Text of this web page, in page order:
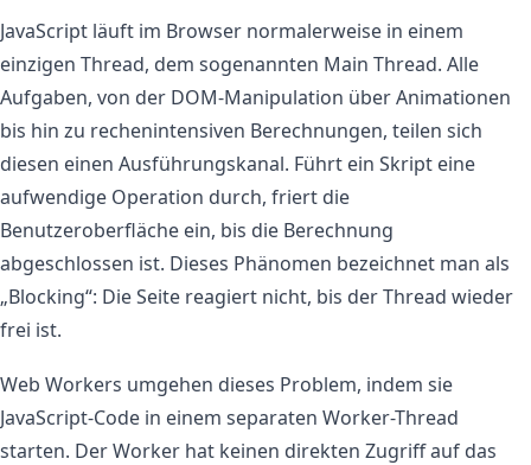
JavaScript läuft im Browser normalerweise in einem
einzigen Thread, dem sogenannten Main Thread. Alle
Aufgaben, von der DOM-Manipulation über Animationen
bis hin zu rechenintensiven Berechnungen, teilen sich
diesen einen Ausführungskanal. Führt ein Skript eine
aufwendige Operation durch, friert die
Benutzeroberfläche ein, bis die Berechnung
abgeschlossen ist. Dieses Phänomen bezeichnet man als
„Blocking“: Die Seite reagiert nicht, bis der Thread wieder
frei ist.
Web Workers umgehen dieses Problem, indem sie
JavaScript-Code in einem separaten Worker-Thread
starten. Der Worker hat keinen direkten Zugriff auf das